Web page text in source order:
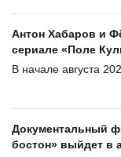
Антон Хабаров и
сериале «Поле
В начале августа
Документальный
бостон» выйдет в